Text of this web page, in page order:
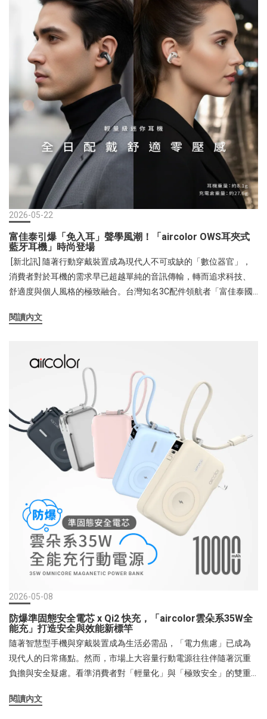
日常。富佳泰國際官網: https://www.fp-creative.com.tw/
下只會吹出熱風；而移動式冷氣不僅價格高昂、體積笨重，長時間
吹襲更容易讓皮膚乾燥。FUNY 團隊從使用者核心需求出發，歷時研
發出這台結合『水霧降溫』與『長距離強風』的冰鋒機，透過物理
蒸發帶走熱量，打造出最適合台灣潮濕悶熱氣候的『超涼
感』。」 FUNY嚴選：值得推薦給消費者的三大核心特點奈米級超音
波水霧，涼爽滋潤「桌面不積水」 傳統噴霧風扇常讓人擔心環境潮
濕。FUNY 冰鋒機採用先進的超音波震盪技術，將水分轉化為極其細
緻的奈米微霧。配合 1-2 檔霧化調節，水霧在空氣中迅速汽化並吸
收熱能，達到瞬間降溫效果，卻完全不會在皮膚、桌面或地面上留
下水滴與積水，維持環境乾爽舒適。4,000 RPM 滾輪葉片與大口徑
風道，4米強勁送風： 小體積卻擁有驚人效能。機身搭載高轉速 DC
直流電機，轉速高達 4,000 RPM，並採用雙滾輪式葉片與 8 吋大出
風口徑設計。最大風速可達 4m/s，送風距離長且結構穩定的強勁風
帶，搭配三段廣角（45°/90°/120°）多維送風，能讓涼爽氣流均勻
擴散至空間每個角落。1,700mL 超大水箱與獨家冰格，冷感加倍、
長效續航 配備 1,700mL 超大容量透明水箱，免去頻繁加水的困擾，
實現長效涼爽不中斷。更棒的是，機身貼心設計了專屬冰格，消費
者可直接放入冰塊或專用冰磚，讓吹出的涼風溫度進一步降低，享
受如同「冰鋒」般的降溫冷感。 夏日降溫設備大車拼：為什麼「冰
鋒機」是最佳選擇？市面上消暑工具琳瑯滿目，消費者在挑選時常
在傳統直流風扇與一般移動式冷氣之間權衡。FUNY 品牌特別針對市
較 FUNY 奈米水霧冰鋒機一般市售移動式冷氣一般市售風扇優點強
風加水霧與冰塊，冷感瞬間升級。低檔低噪運轉安靜重量僅1.8 公斤
體積小、不佔空間價格合理、CP值高具備壓縮機，冷房效果明顯。
耗電量低，價格親民。缺點適用於個人專屬範圍或中小型空間，無
法取代全屋大坪數空調。機身笨重且移動不便，運轉聲音大容易干
擾睡眠，價格高昂且耗電量相對大。無水霧降溫功能，當室溫過高
時吹出來的往往只是熱風，降溫體感有限。 迎戰酷暑：「冰鋒機」
非買不可的決定性原因智慧消費的時代，不買貴、只買對！「FUNY
奈米水霧冰鋒機」正是為了解決生活空間痛點而生。如果您是辦公
小資族、租屋不方便裝冷氣的學生、或是想降低家中冷氣電費負擔
的家庭主婦，這台機器就是最完美的解方。它克服了直流風扇風力
雖省電卻「不夠涼」的窘境，也避開了移動式冷氣「既佔空間、運
轉噪音大又昂貴」的缺點。僅 1.8 公斤的輕量化設計搭配精緻一體化
提把，不論是在客廳追劇、廚房下廚、書房辦公，甚至是臥室睡
眠，都能隨手一提、隨處置放。加上隨機附贈的遠端遙控器與定時
產品通過台灣 BSMI 國家安全規範認證，隨貨提供完善的1年售後保
固，並投保富邦3200萬產品責任險。安全、省電、冷感有感升級，
FUNY 奈米水霧冰鋒機無疑是 2026年夏天性價比最高、最值得入手
的消暑第一首選！ 了解更多FUNY官網 https://www.fp-
creative.com.tw/ 【關於富佳泰國際】2014年成立於台灣，以「提
升幸福感的日常」為品牌核心，結合創意設計與實用功能，創建自
庭生活，提供了滿足各世代生活而又富饒設計趣味的產品，如兒童
2026-05-22
富佳泰引爆「免入耳」聲學風潮！「aircolor OWS耳夾式
藍牙耳機」時尚登場
[新北訊] 隨著行動穿戴裝置成為現代人不可或缺的「數位器官」，
消費者對於耳機的需求早已超越單純的音訊傳輸，轉而追求科技、
舒適度與個人風格的極致融合。台灣知名3C配件領航者「富佳泰國
「aircolor OWS 耳夾式藍牙耳機」。這款耳機全面導入現今全球聲
開啟一場前所未有的聽覺與時尚穿戴革命。科技分水嶺：OWS 開放
式技術 vs 傳統入耳式耳機富佳泰國際產品經理指出，傳統入耳式耳
機（In-Ear）雖然具備良好的物理隔音效果，但長期將耳塞深入耳
道，不僅會產生強烈的「聽診器效應」與悶脹壓迫感，在濕熱的氣
候下更易滋生細菌，甚至引發耳道發炎；此外，過度阻絕外界環境
音，也讓通勤、戶外夜跑時的安全隱憂大幅提升。相較之下，
aircolor 所採用的 OWS（開放式穿戴立體聲）技術，則是運用了先
進的定向音頻導向演算法。它無需將耳機塞入耳道，而是如同在耳
邊安置了一組專屬的微型立體聲劇院。這種設計完整保留了耳道的
天然通風性，徹底實現「全日零壓感」，讓耳道舒適解放、自由呼
吸。更重要的是，開放式配戴讓使用者在沉浸於高規格音樂的同
時，依然能清晰聽見周遭環境音，無論是辦公室同事的呼喚、街頭
行進間的車輛鳴笛，都能從容應對，將行走安全性提升至嶄新層
次。 免入耳的時尚美學：解鎖全日零壓感！完美揉合頂級音質與穿
搭美學在傳統觀念中，機能性3C往往與沉悶、剛硬掛鉤。然而，
DNA。其流線弧度精準契合人體工學，優雅的耳夾形態宛如精緻的
時尚耳飾，瞬間點亮日常穿搭。更具巧思的是，這種貼合耳廓的夾
式結構，完美解決了眼鏡族與口罩族的多年痛點——配戴時絕不與鏡
腳、口罩彈性帶卡勾衝突，徹底擺脫傳統耳掛式耳機的笨重與不
便，展現出「時尚與功能兼具」的設計美學。 高規格聲學與智能科
技，重新定義旗艦標準除了在外型與配戴感上取得跨時代的突破，
aircolor OWS 耳夾式藍牙耳機在內在機能上同樣交出了亮眼的旗艦
閱讀內文
2026-05-08
防爆準固態安全電芯 x Qi2 快充，「aircolor雲朵系35W全
能充」打造安全與效能新標竿
隨著智慧型手機與穿戴裝置成為生活必需品，「電力焦慮」已成為
現代人的日常痛點。然而，市場上大容量行動電源往往伴隨著沉重
負擔與安全疑慮。看準消費者對「輕量化」與「極致安全」的雙重
35W 全能充行動電源 (10,000mAh)」。正如其名，「aircolor雲朵系
閱讀內文